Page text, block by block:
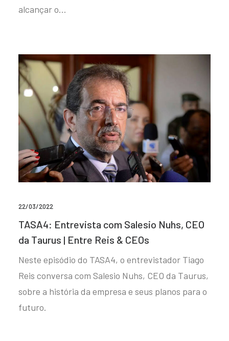
alcançar o…
22/03/2022
TASA4: Entrevista com Salesio Nuhs, CEO
da Taurus | Entre Reis & CEOs
Neste episódio do TASA4, o entrevistador Tiago
Reis conversa com Salesio Nuhs, CEO da Taurus,
sobre a história da empresa e seus planos para o
futuro.